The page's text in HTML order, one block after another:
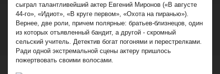
сыграл талантливейший актер Евгений Миронов («В августе
44-го», «Идиот», «В круге первом», «Охота на пиранью»).
Вернее, две роли, причем полярные: братьев-близнецов, один
из которых отъявленный бандит, а другой - скромный
сельский учитель. Детектив богат погонями и перестрелками.
Ради одной экстремальной сцены актеру пришлось
пожертвовать своими волосами.